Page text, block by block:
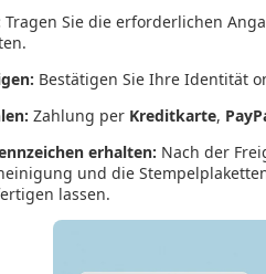
Tragen Sie die erforderlichen
Bestätigen Sie Ihre Identität
Zahlung per Kreditkarte,
erhalten: Nach der
und die
lassen.